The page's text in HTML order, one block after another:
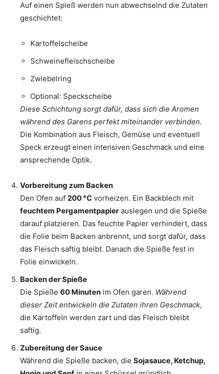
Auf einen Spieß werden nun abwechselnd die Zutaten
geschichtet:
Kartoffelscheibe
Schweinefleischscheibe
Zwiebelring
Optional: Speckscheibe
Diese Schichtung sorgt dafür, dass sich die Aromen
während des Garens perfekt miteinander verbinden.
Die Kombination aus Fleisch, Gemüse und eventuell
Speck erzeugt einen intensiven Geschmack und eine
ansprechende Optik.
Vorbereitung zum Backen
Den Ofen auf 200 °C vorheizen. Ein Backblech mit
feuchtem Pergamentpapier auslegen und die Spieße
darauf platzieren. Das feuchte Papier verhindert, dass
die Folie beim Backen anbrennt, und sorgt dafür, dass
das Fleisch saftig bleibt. Danach die Spieße fest in
Folie einwickeln.
Backen der Spieße
Die Spieße 60 Minuten im Ofen garen. Während
dieser Zeit entwickeln die Zutaten ihren Geschmack,
die Kartoffeln werden zart und das Fleisch bleibt
saftig.
Zubereitung der Sauce
Während die Spieße backen, die Sojasauce, Ketchup,